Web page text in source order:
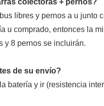
colectoras + pernos?
libres y pernos a u junto
u comprado, entonces la
y 8 pernos se incluirán.
de su envío?
batería y ir (resistencia